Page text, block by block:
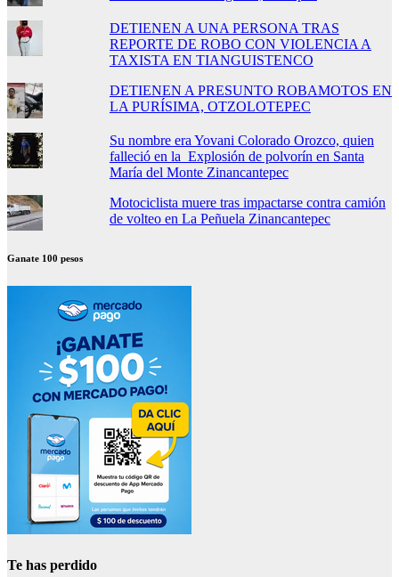
DETIENEN A UNA PERSONA TRAS
REPORTE DE ROBO CON VIOLENCIA A
TAXISTA EN TIANGUISTENCO
DETIENEN A PRESUNTO ROBAMOTOS EN
LA PURÍSIMA, OTZOLOTEPEC
Su nombre era Yovani Colorado Orozco, quien
falleció en la Explosión de polvorín en Santa
María del Monte Zinancantepec
Motociclista muere tras impactarse contra camión
de volteo en La Peñuela Zinancantepec
Ganate 100 pesos
Te has perdido